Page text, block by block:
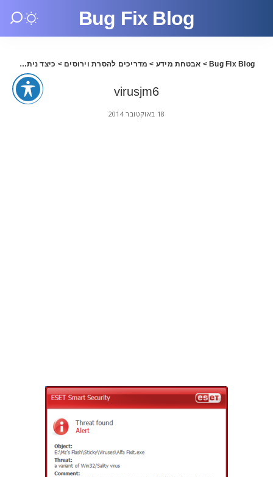
Bug Fix Blog
Bug Fix Blog
> אבטחת מידע > מדריכים להסרת וירוסים > כיצד ניתן להסיר את הוירוס Sality
virusjm6
18 באוקטובר 2014